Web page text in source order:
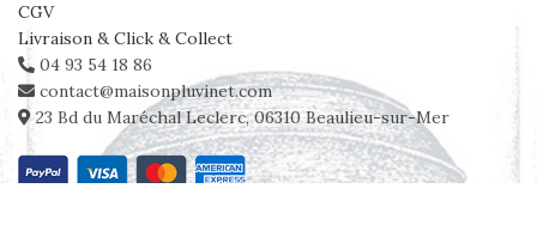
CGV
Livraison & Click & Collect
04 93 54 18 86
contact@maisonpluvinet.com
23 Bd du Maréchal Leclerc, 06310 Beaulieu-sur-Mer